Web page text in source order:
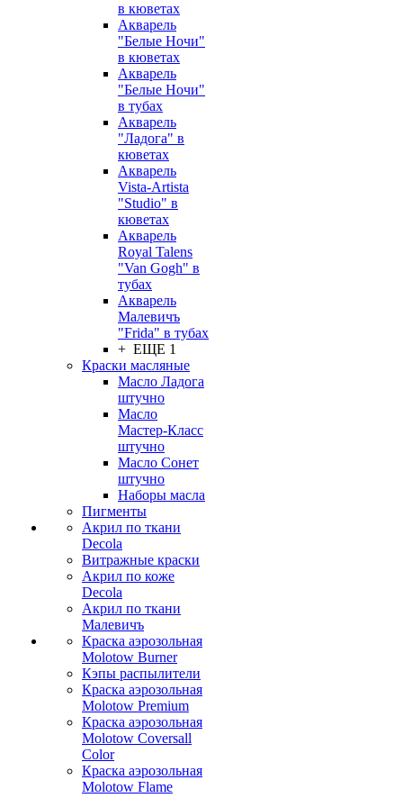
в кюветах
Акварель
"Белые Ночи"
в кюветах
Акварель
"Белые Ночи"
в тубах
Акварель
"Ладога" в
кюветах
Акварель
Vista-Artista
"Studio" в
кюветах
Акварель
Royal Talens
"Van Gogh" в
тубах
Акварель
Малевичъ
"Frida" в тубах
+ ЕЩЕ 1
Краски масляные
Масло Ладога
штучно
Масло
Мастер-Класс
штучно
Масло Сонет
штучно
Наборы масла
Пигменты
Акрил по ткани
Decola
Витражные краски
Акрил по коже
Decola
Акрил по ткани
Малевичъ
Краска аэрозольная
Molotow Burner
Кэпы распылители
Краска аэрозольная
Molotow Premium
Краска аэрозольная
Molotow Coversall
Color
Краска аэрозольная
Molotow Flame